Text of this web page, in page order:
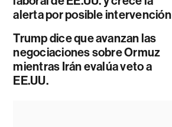
alerta por posible intervención
Trump dice que avanzan las
negociaciones sobre Ormuz
mientras Irán evalúa veto a
EE.UU.